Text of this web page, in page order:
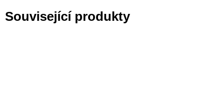
Související produkty